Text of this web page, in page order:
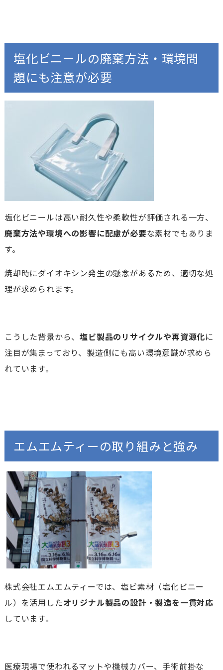
塩化ビニールの廃棄方法・環境問
題にも注意が必要
塩化ビニールは高い耐久性や柔軟性が評価される一方、
廃棄方法や環境への影響に配慮が必要な素材でもありま
す。
焼却時にダイオキシン発生の懸念があるため、適切な処
理が求められます。
こうした背景から、塩ビ製品のリサイクルや再資源化に
注目が集まっており、製造側にも高い環境意識が求めら
れています。
エムエムティーの取り組みと強み
株式会社エムエムティーでは、塩ビ素材（塩化ビニー
ル）を活用したオリジナル製品の設計・製造を一貫対応
しています。
医療現場で使われるマットや機械カバー、手術前掛な